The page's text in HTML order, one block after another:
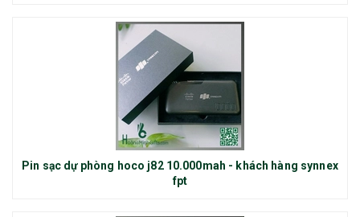
Pin sạc dự phòng hoco j82 10.000mah - khách hàng synnex
fpt